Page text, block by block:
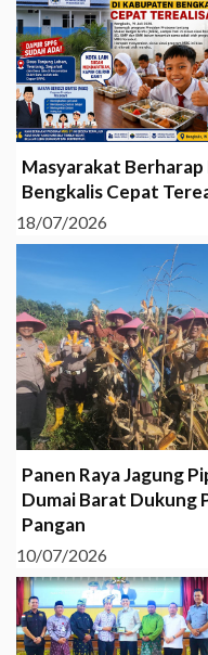
Masyarakat
Bengkalis Cepat
18/07/2026
Panen Raya Jagung
Dumai Barat Dukung
Pangan
10/07/2026